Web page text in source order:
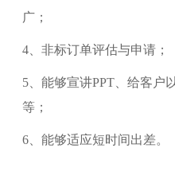
广；
4、非标订单评估与申请；
5、能够宣讲PPT、给客户
等；
6、能够适应短时间出差。